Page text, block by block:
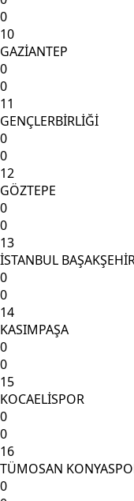
0
10
GAZİANTEP
0
0
11
GENÇLERBİRLİĞİ
0
0
12
GÖZTEPE
0
0
13
İSTANBUL
0
0
14
KASIMPAŞA
0
0
15
KOCAELİSPOR
0
0
16
TÜMOSAN
0